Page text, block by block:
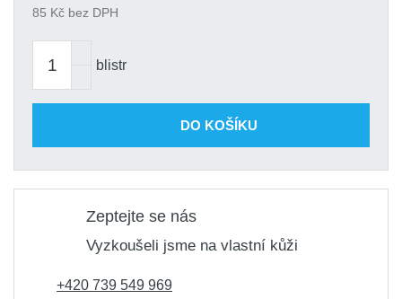
85 Kč bez DPH
blistr
DO KOŠÍKU
Zeptejte se nás
Vyzkoušeli jsme na vlastní kůži
+420 739 549 969